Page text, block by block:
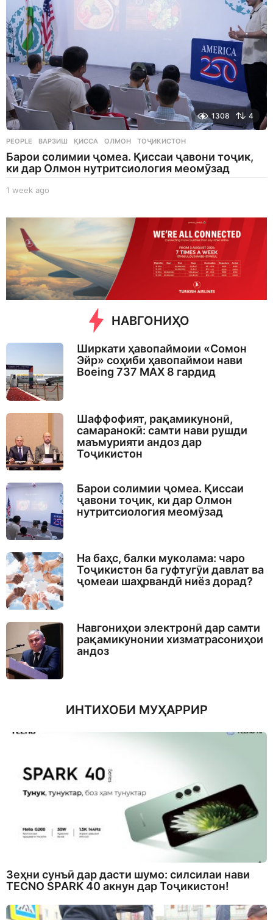
1308 4
PEOPLE ВАРЗИШ ,ҚИССА ,ОЛМОН ,ТОҶИКИСТОН
Барои солимии ҷомеа. Қиссаи ҷавони тоҷик,
ки дар Олмон нутритсиология меомӯзад
1 week ago
g
o
НАВГОНИҲО
Ширкати ҳавопаймоии «Сомон
Эйр» соҳиби ҳавопаймои нави
Boeing 737 MAX 8 гардид
Шаффофият, рақамикунонӣ,
самаранокӣ: самти нави рушди
маъмурияти андоз дар
Тоҷикистон
Барои солимии ҷомеа. Қиссаи
ҷавони тоҷик, ки дар Олмон
нутритсиология меомӯзад
На баҳс, балки муколама: чаро
Тоҷикистон ба гуфтугӯи давлат ва
ҷомеаи шаҳрвандӣ ниёз дорад?
Навгониҳои электронӣ дар самти
рақамикунонии хизматрасониҳои
андоз
ИНТИХОБИ МУҲАРРИР
Зеҳни сунъӣ дар дасти шумо: силсилаи нави
TECNO SPARK 40 акнун дар Тоҷикистон!